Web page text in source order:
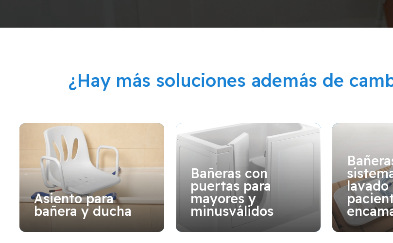
¿Hay más soluciones además de
Asiento para
bañera y ducha
Bañeras con
puertas para
mayores y
minusválidos
lavado